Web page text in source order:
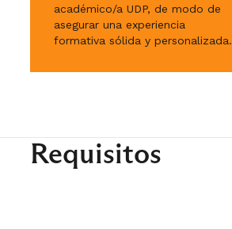
académico/a UDP, de modo de
asegurar una experiencia
formativa sólida y personalizada.
Requisitos